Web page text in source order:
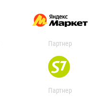
Партнер
Партнер